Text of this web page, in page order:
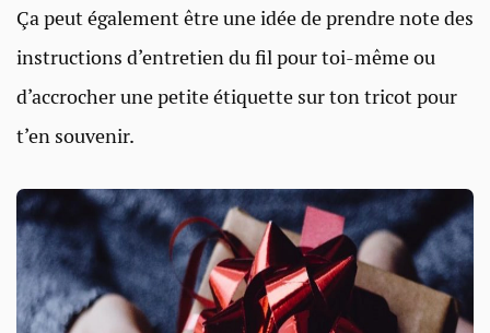
Ça peut également être une idée de prendre note des
instructions d’entretien du fil pour toi-même ou
d’accrocher une petite étiquette sur ton tricot pour
t’en souvenir.